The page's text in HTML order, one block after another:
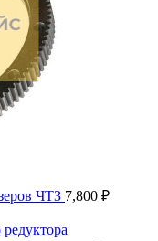
ЧТЗ 7,800 ₽